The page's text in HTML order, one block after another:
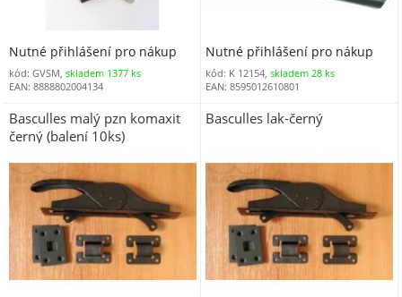
Nutné přihlášení pro nákup
kód: GVSM, skladem 1377 ks
EAN: 8888802004134
Nutné přihlášení pro nákup
kód: K 12154,skladem 28 ks
EAN: 8595012610801
Basculles malý pzn komaxit
černý (balení 10ks)
Basculles lak-černý